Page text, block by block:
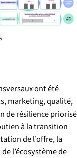
ont été
marketing, qualité,
de résilience priorisé
à la transition
de l’offre, la
l’écosystème de